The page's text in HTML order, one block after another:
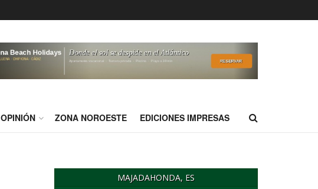
OPINIÓN ZONA NOROESTE EDICIONES IMPRESAS
MAJADAHONDA, ES